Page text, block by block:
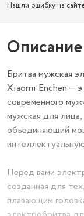
Нашли ошибку на
Описание
Бритва мужская
Xiaomi Enchen —
современного
мужская для
объединяющий
Перед вами
созданная для
плавающим